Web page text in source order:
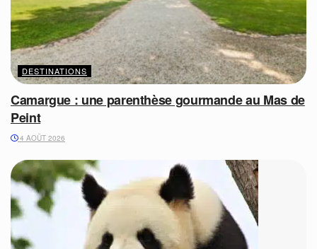
DESTINATIONS
Camargue : une parenthèse gourmande au Mas de
Peint
4 AOÛT 2026